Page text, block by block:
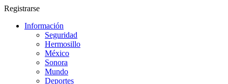
Registrarse
Información
Seguridad
Hermosillo
México
Sonora
Mundo
Deportes